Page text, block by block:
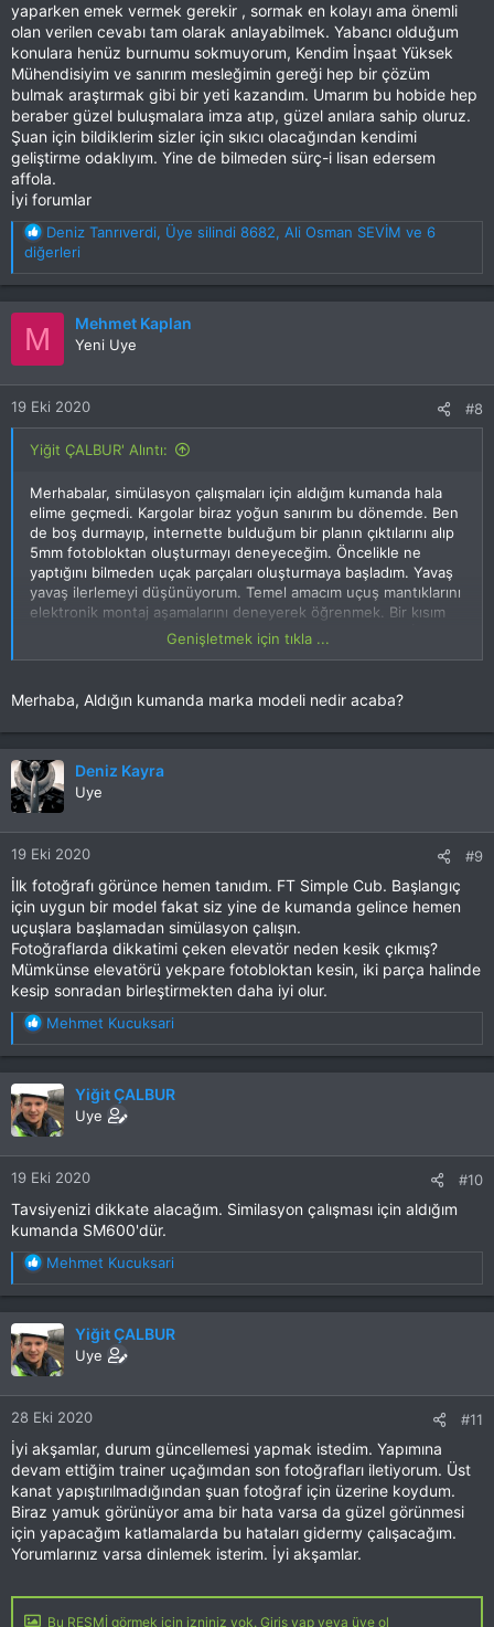
yaparken emek vermek gerekir , sormak en kolayı ama önemli
olan verilen cevabı tam olarak anlayabilmek. Yabancı olduğum
konulara henüz burnumu sokmuyorum, Kendim İnşaat Yüksek
Mühendisiyim ve sanırım mesleğimin gereği hep bir çözüm
bulmak araştırmak gibi bir yeti kazandım. Umarım bu hobide hep
beraber güzel buluşmalara imza atıp, güzel anılara sahip oluruz.
Şuan için bildiklerim sizler için sıkıcı olacağından kendimi
geliştirme odaklıyım. Yine de bilmeden sürç-i lisan edersem
affola.
İyi forumlar
T
e
p
k
i
l
e
r
:
Deniz Tanrıverdi, Üye silindi 8682, Ali Osman SEVİM ve 6
diğerleri
M Mehmet Kaplan
Yeni Uye
19 Eki 2020 #8
Yiğit ÇALBUR' Alıntı:
Merhabalar, simülasyon çalışmaları için aldığım kumanda hala
elime geçmedi. Kargolar biraz yoğun sanırım bu dönemde. Ben
de boş durmayıp, internette bulduğum bir planın çıktılarını alıp
5mm fotobloktan oluşturmayı deneyeceğim. Öncelikle ne
yaptığını bilmeden uçak parçaları oluşturmaya başladım. Yavaş
yavaş ilerlemeyi düşünüyorum. Temel amacım uçuş mantıklarını
elektronik montaj aşamalarını deneyerek öğrenmek. Bir kısım
parçaların şablon şeklinde oluşmuş halini paylaşıyorum. İyi
Bu RESMİ görmek için izniniz yok. Giriş yap veya üye ol
Genişletmek için tıkla ...
Merhaba, Aldığın kumanda marka modeli nedir acaba?
Deniz Kayra
Uye
19 Eki 2020 #9
İlk fotoğrafı görünce hemen tanıdım. FT Simple Cub. Başlangıç
için uygun bir model fakat siz yine de kumanda gelince hemen
uçuşlara başlamadan simülasyon çalışın.
Fotoğraflarda dikkatimi çeken elevatör neden kesik çıkmış?
Mümkünse elevatörü yekpare fotobloktan kesin, iki parça halinde
kesip sonradan birleştirmekten daha iyi olur.
T
e
p
k
i
l
e
r
:
Mehmet Kucuksari
Yiğit ÇALBUR
Uye
19 Eki 2020 #10
Tavsiyenizi dikkate alacağım. Similasyon çalışması için aldığım
kumanda SM600'dür.
T
e
p
k
i
l
e
r
:
Mehmet Kucuksari
Yiğit ÇALBUR
Uye
28 Eki 2020 #11
İyi akşamlar, durum güncellemesi yapmak istedim. Yapımına
devam ettiğim trainer uçağımdan son fotoğrafları iletiyorum. Üst
kanat yapıştırılmadığından şuan fotoğraf için üzerine koydum.
Biraz yamuk görünüyor ama bir hata varsa da güzel görünmesi
için yapacağım katlamalarda bu hataları gidermy çalışacağım.
Yorumlarınız varsa dinlemek isterim. İyi akşamlar.
Bu RESMİ görmek için izniniz yok. Giriş yap veya üye ol